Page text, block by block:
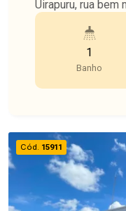
Uirapuru, rua bem
Josino Brito. Uma ótima oportunidade para quem
busca
bairros mais
1
Banho
Cód. 15911